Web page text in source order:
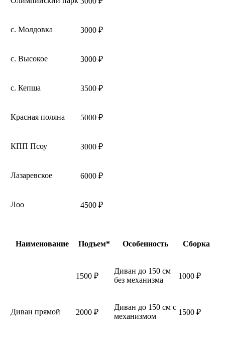
с. Молдовка 3000 ₽
с. Высокое 3000 ₽
с. Кепша 3500 ₽
Красная поляна 5000 ₽
КПП Псоу 3000 ₽
Лазаревское 6000 ₽
Лоо 4500 ₽
Наименование Подъем* Особенность Сборка
Диван прямой
1500 ₽
Диван до 150 см
без механизма
1000 ₽
2000 ₽
Диван до 150 см с
механизмом
1500 ₽